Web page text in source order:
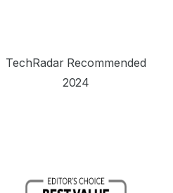
TechRadar Recommended
2024